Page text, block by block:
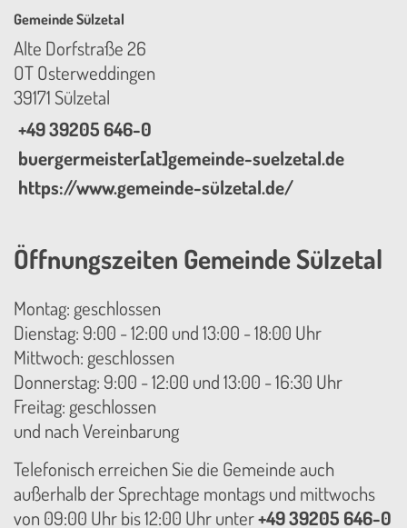
Gemeinde Sülzetal
Alte Dorfstraße 26
OT Osterweddingen
39171 Sülzetal
+49 39205 646-0
buergermeister[at]gemeinde-suelzetal.de
https://www.gemeinde-sülzetal.de/
Öffnungszeiten Gemeinde Sülzetal
Montag: geschlossen
Dienstag: 9:00 - 12:00 und 13:00 - 18:00 Uhr
Mittwoch: geschlossen
Donnerstag: 9:00 - 12:00 und 13:00 - 16:30 Uhr
Freitag: geschlossen
und nach Vereinbarung
Telefonisch erreichen Sie die Gemeinde auch
außerhalb der Sprechtage montags und mittwochs
von 09:00 Uhr bis 12:00 Uhr unter+49 39205 646-0